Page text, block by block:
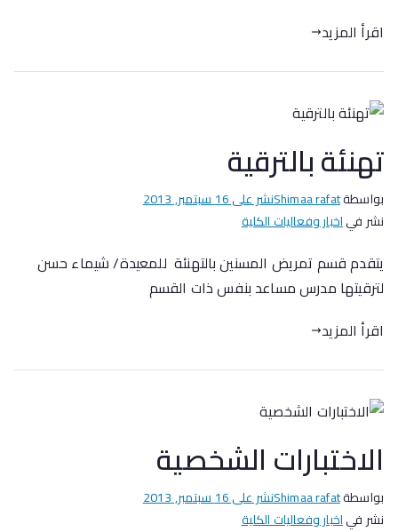
اقرأ المزيد
تهنئة بالترقية
بواسطةShimaa rafatنشر على16 سبتمبر, 2013
نشر فياخبار وفعاليات الكلية
يتقدم قسم تمريض المسنين بالتهنئة للمعيدة/ شيماء حسن
لترقيتها مدرس مساعد بنفس ذات القسم
اقرأ المزيد
الاختبارات الشخصية
بواسطةShimaa rafatنشر على16 سبتمبر, 2013
نشر فياخبار وفعاليات الكلية